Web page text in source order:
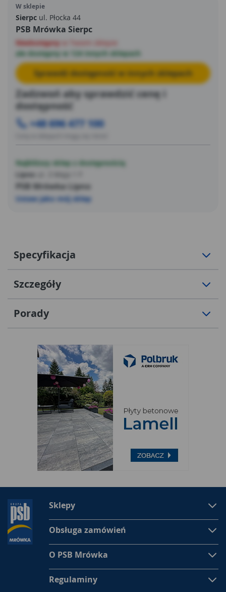
przekąsek. To dobry wybór dla osób, które cenią
tradycyjny smak potraw z grilla węglowego i prostą
obsługę urządzenia.
W sklepie
Sierpc ul. Płocka 44
PSB Mrówka Sierpc
Niedostępny
ale dostępny w 124 innych sklepach
Sprawdź dostępność w innych sklepach
Zadzwoń aby sprawdzić cenę i
dostępność
+48 696 477 100
Najbliższy sklep z dostępnością
Lipno
PSB Mrówka Lipno
Ustaw jako mój sklep
Specyfikacja
Szczegóły
Porady
Sklepy
Obsługa zamówień
O PSB Mrówka
Regulaminy